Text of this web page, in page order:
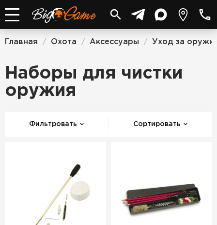
Главная / Охота / Аксессуары / Уход за
Наборы для чистки
оружия
Фильтровать Сортировать